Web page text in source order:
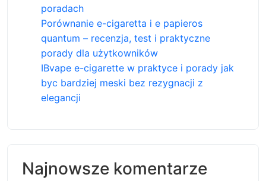
poradach
Porównanie e-cigaretta i e papieros
quantum – recenzja, test i praktyczne
porady dla użytkowników
IBvape e-cigarette w praktyce i porady jak
byc bardziej meski bez rezygnacji z
elegancji
Najnowsze komentarze